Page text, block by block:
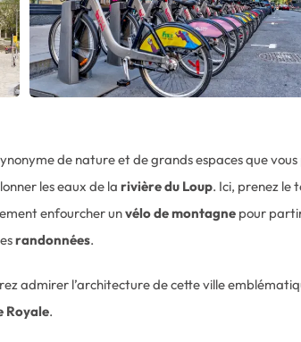
de nature et de grands espaces que
les eaux de larivière du Loup. Ici, prenez le
enfourcher unvélo de montagne pour
randonnées.
admirer l’architecture de cette ville
Royale.